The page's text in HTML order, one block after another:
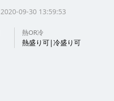
2020-09-30 13:59:53
熱OR冷
熱盛り可|冷盛り可